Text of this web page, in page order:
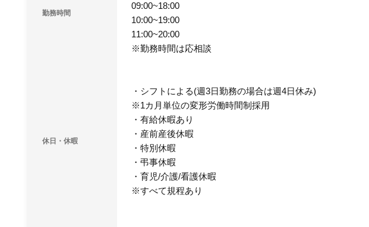
勤務時間
09:00~18:00
10:00~19:00
11:00~20:00
※勤務時間は応相談
休日・休暇
・シフトによる(週3日勤務の場合は週4日休み)
※1カ月単位の変形労働時間制採用
・有給休暇あり
・産前産後休暇
・特別休暇
・弔事休暇
・育児/介護/看護休暇
※すべて規程あり